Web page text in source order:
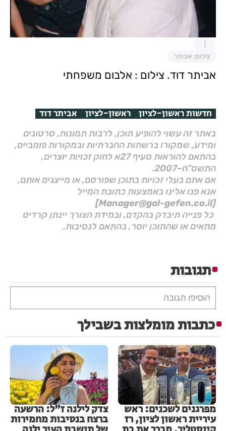
צילום: אביתר
אביתר דוד. צילום : אלבום משפחתי
חדשות ראשון-לציון ראשון-לציון אביתר דוד
באתר זה עשוי להופיע תוכן, לרבות תמונות, סרטונים
ומידע, שמקורו ברשתות החברתיות ובמקורות פומביים,
בהתאם להוראות סעיף 27א לחוק זכויות יוצרים,
התשס"ח–2007.
אם אתם בעלי זכויות בתוכן שפורסם, או מייצגים אותם,
אנא פנו אלינו באמצעות כתובת המייל
[Manager@gal-gefen.co.il]
כל פנייה תיבדק בהקדם, ובמידת הצורך יינתן קרדיט
מתאים או שהתוכן יוסר, בהתאם לנסיבות.
תגובות
הוסיפו תגובה
כתבות מומלצות בשבילך
מפרגנים לשכנים: ראש
עיריית ראשון לציון, רז
צדק לילנה ז"ל: הרשעה
ברצח בנסיבות מחמירות